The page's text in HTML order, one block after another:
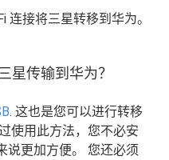
连接将三星转移到华为。
星传输到华为？
. 这也是您可以进行转移
使用此方法，您不必安
说更加方便。 您还必须